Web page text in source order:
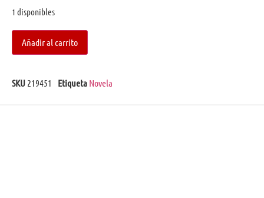
1 disponibles
Añadir al carrito
SKU 219451 Etiqueta Novela